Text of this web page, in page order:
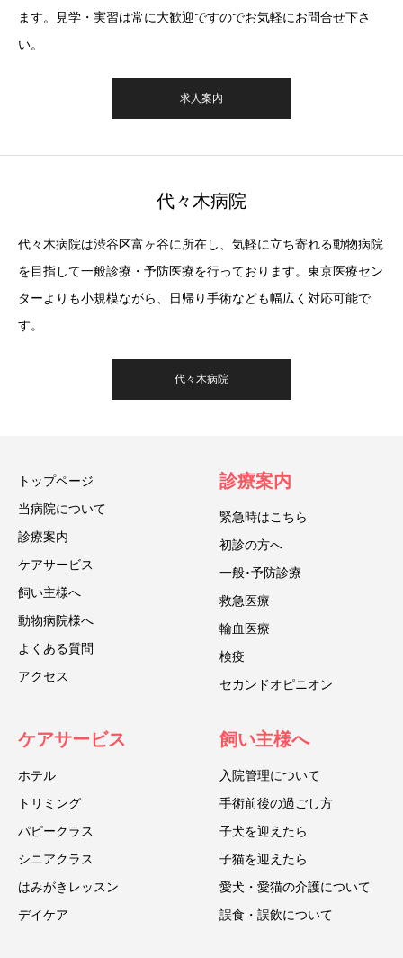
ます。見学・実習は常に大歓迎ですのでお気軽にお問合せ下さ
い。
求人案内
代々木病院
代々木病院は渋谷区富ヶ谷に所在し、気軽に立ち寄れる動物病院
を目指して一般診療・予防医療を行っております。東京医療セン
ターよりも小規模ながら、日帰り手術なども幅広く対応可能で
す。
代々木病院
トップページ
当病院について
診療案内
ケアサービス
飼い主様へ
動物病院様へ
よくある質問
アクセス
診療案内
緊急時はこちら
初診の方へ
一般･予防診療
救急医療
輸血医療
検疫
セカンドオピニオン
ケアサービス
ホテル
トリミング
パピークラス
シニアクラス
はみがきレッスン
デイケア
飼い主様へ
入院管理について
手術前後の過ごし方
子犬を迎えたら
子猫を迎えたら
愛犬・愛猫の介護について
誤食・誤飲について